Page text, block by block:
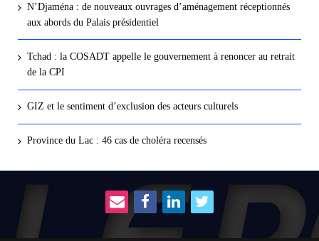
N’Djaména : de nouveaux ouvrages d’aménagement réceptionnés
aux abords du Palais présidentiel
Tchad : la COSADT appelle le gouvernement à renoncer au retrait
de la CPI
GIZ et le sentiment d’exclusion des acteurs culturels
Province du Lac : 46 cas de choléra recensés